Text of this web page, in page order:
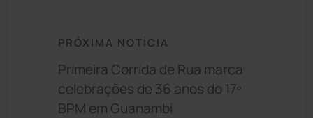
PRÓXIMA NOTÍCIA
Primeira Corrida de Rua marca
celebrações de 36 anos do 17º
BPM em Guanambi